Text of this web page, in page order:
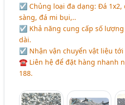
☑ Chủng loại đa dạng: Đá 1x2,
sàng, đá mi bụi,..
☑ Khả năng cung cấp số
dài.
☑ Nhận vận chuyển vật liệu
☎ Liên hệ để đặt hàng nhanh
188.